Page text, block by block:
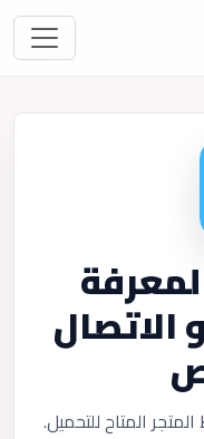
الاتصال
المتجر المتاح للتحميل.